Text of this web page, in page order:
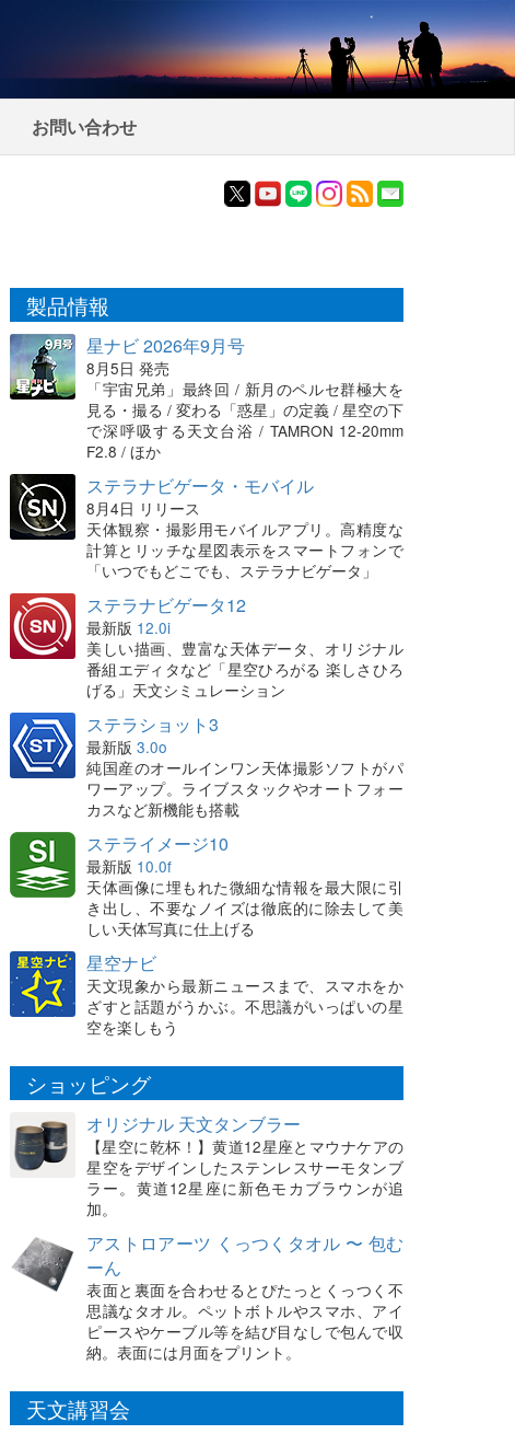
お問い合わせ
製品情報
星ナビ 2026年9月号
8月5日 発売
「宇宙兄弟」最終回 / 新月のペルセ群極大を
見る・撮る / 変わる「惑星」の定義 / 星空の下
で深呼吸する天文台浴 / TAMRON 12-20mm
F2.8 / ほか
ステラナビゲータ・モバイル
8月4日 リリース
天体観察・撮影用モバイルアプリ。高精度な
計算とリッチな星図表示をスマートフォンで
「いつでもどこでも、ステラナビゲータ」
ステラナビゲータ12
最新版 12.0i
美しい描画、豊富な天体データ、オリジナル
番組エディタなど「星空ひろがる 楽しさひろ
げる」天文シミュレーション
ステラショット3
最新版 3.0o
純国産のオールインワン天体撮影ソフトがパ
ワーアップ。ライブスタックやオートフォー
カスなど新機能も搭載
ステライメージ10
最新版 10.0f
天体画像に埋もれた微細な情報を最大限に引
き出し、不要なノイズは徹底的に除去して美
しい天体写真に仕上げる
星空ナビ
天文現象から最新ニュースまで、スマホをか
ざすと話題がうかぶ。不思議がいっぱいの星
空を楽しもう
ショッピング
オリジナル 天文タンブラー
【星空に乾杯！】黄道12星座とマウナケアの
星空をデザインしたステンレスサーモタンブ
ラー。黄道12星座に新色モカブラウンが追
加。
アストロアーツ くっつくタオル 〜 包む
ーん
表面と裏面を合わせるとぴたっとくっつく不
思議なタオル。ペットボトルやスマホ、アイ
ピースやケーブル等を結び目なしで包んで収
納。表面には月面をプリント。
天文講習会